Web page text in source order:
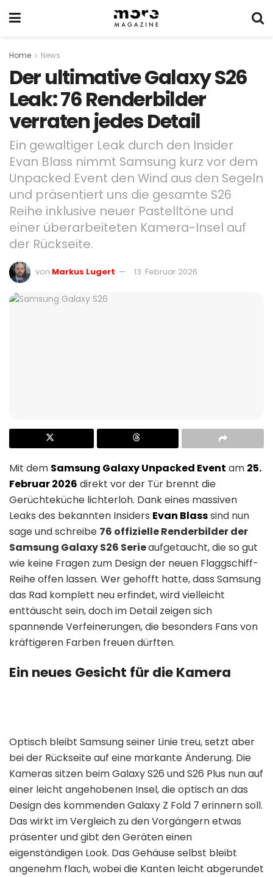
Home News
Der ultimative Galaxy S26
Leak: 76 Renderbilder
verraten jedes Detail
Ein gewaltiger Leak durch den Insider
Evan Blass nimmt Samsung kurz vor dem
Unpacked Event den Wind aus den Segeln
und präsentiert uns die gesamte S26
Reihe inklusive neuer Pastelltöne und
einer überarbeiteten Kamera-Insel auf
der Rückseite.
von Markus Lugert 13. Februar 2026
Mit dem Samsung Galaxy Unpacked Event am 25.
Februar 2026 direkt vor der Tür brennt die
Gerüchteküche lichterloh. Dank eines massiven
Leaks des bekannten Insiders Evan Blasssind nun
sage und schreibe 76 offizielle Renderbilder der
Samsung Galaxy S26 Serieaufgetaucht, die so gut
wie keine Fragen zum Design der neuen Flaggschiff-
Reihe offen lassen. Wer gehofft hatte, dass Samsung
das Rad komplett neu erfindet, wird vielleicht
enttäuscht sein, doch im Detail zeigen sich
spannende Verfeinerungen, die besonders Fans von
kräftigeren Farben freuen dürften.
Ein neues Gesicht für die Kamera
Optisch bleibt Samsung seiner Linie treu, setzt aber
bei der Rückseite auf eine markante Änderung. Die
Kameras sitzen beim Galaxy S26 und S26 Plus nun auf
einer leicht angehobenen Insel, die optisch an das
Design des kommenden Galaxy Z Fold 7 erinnern soll.
Das wirkt im Vergleich zu den Vorgängern etwas
präsenter und gibt den Geräten einen
eigenständigen Look. Das Gehäuse selbst bleibt
angenehm flach, wobei die Kanten leicht abgerundet